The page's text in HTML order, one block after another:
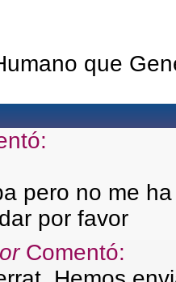
que
pero no me
por favor
Comentó: